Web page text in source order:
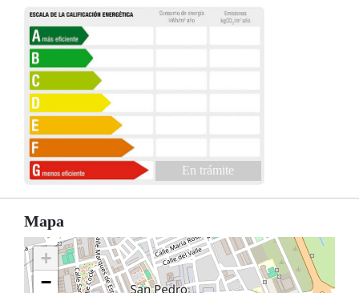
En trámite
Mapa
+
−